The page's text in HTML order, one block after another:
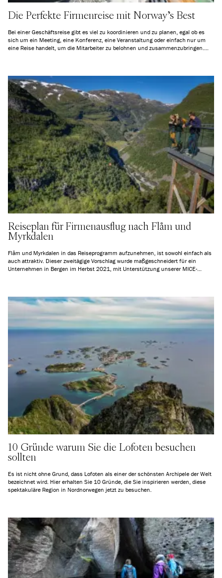
Die Perfekte Firmenreise mit Norway’s Best
Bei einer Geschäftsreise gibt es viel zu koordinieren und zu planen, egal ob es
sich um ein Meeting, eine Konferenz, eine Veranstaltung oder einfach nur um
eine Reise handelt, um die Mitarbeiter zu belohnen und zusammenzubringen.
Reiseplan für Firmenausflug nach Flåm und
Myrkdalen
Flåm und Myrkdalen in das Reiseprogramm aufzunehmen, ist sowohl einfach als
auch attraktiv. Dieser zweitägige Vorschlag wurde maßgeschneidert für ein
Unternehmen in Bergen im Herbst 2021, mit Unterstützung unserer MICE-
Flugzeug erfolgt.
10 Gründe warum Sie die Lofoten besuchen
sollten
Es ist nicht ohne Grund, dass Lofoten als einer der schönsten Archipele der Welt
bezeichnet wird. Hier erhalten Sie 10 Gründe, die Sie inspirieren werden, diese
spektakuläre Region in Nordnorwegen jetzt zu besuchen.